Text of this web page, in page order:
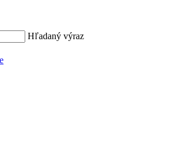
Hľadaný výraz